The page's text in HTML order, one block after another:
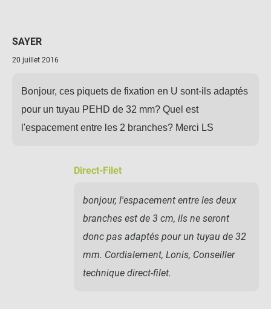
SAYER
20 juillet 2016
Bonjour, ces piquets de fixation en U sont-ils adaptés
pour un tuyau PEHD de 32 mm? Quel est
l'espacement entre les 2 branches? Merci LS
Direct-Filet
bonjour, l'espacement entre les deux
branches est de 3 cm, ils ne seront
donc pas adaptés pour un tuyau de 32
mm. Cordialement, Lonis, Conseiller
technique direct-filet.